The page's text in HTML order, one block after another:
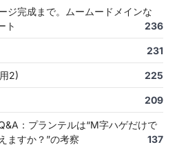
ジ完成まで。ムームードメインな
ト
236
231
2) 225
209
：プランテルは“M字ハゲだけで
ますか？”の考察
137